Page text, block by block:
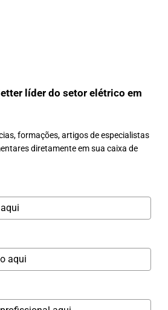
líder do setor elétrico em
formações, artigos de especialistas
diretamente em sua caixa de